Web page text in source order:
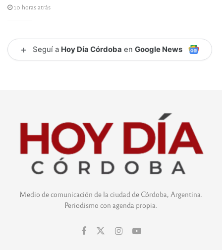
10 horas atrás
+ Seguí a Hoy Día Córdoba en Google News
Medio de comunicación de la ciudad de Córdoba, Argentina.
Periodismo con agenda propia.